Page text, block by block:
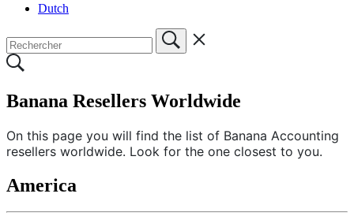
Dutch
Banana Resellers Worldwide
On this page you will find the list of Banana Accounting
resellers worldwide. Look for the one closest to you.
America